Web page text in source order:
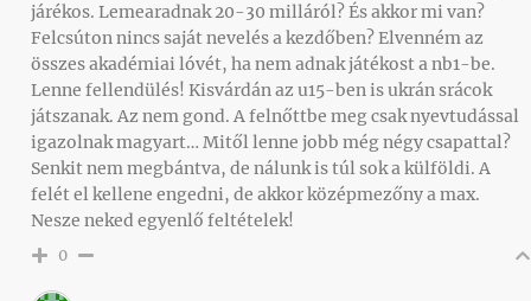
járékos. Lemearadnak 20-30 milláról? És akkor mi van?
Felcsúton nincs saját nevelés a kezdőben? Elvenném az
összes akadémiai lóvét, ha nem adnak játékost a nb1-be.
Lenne fellendülés! Kisvárdán az u15-ben is ukrán srácok
játszanak. Az nem gond. A felnőttbe meg csak nyevtudással
igazolnak magyart… Mitől lenne jobb még négy csapattal?
Senkit nem megbántva, de nálunk is túl sok a külföldi. A
felét el kellene engedni, de akkor középmezőny a max.
Nesze neked egyenlő feltételek!
0